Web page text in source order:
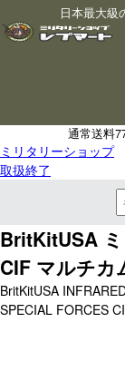
日本最大級
通常送料
ミリタリーショップ
取扱終了
BritKitUSA
CIF マルチカ
BritKitUSA
SPECIAL FORCES